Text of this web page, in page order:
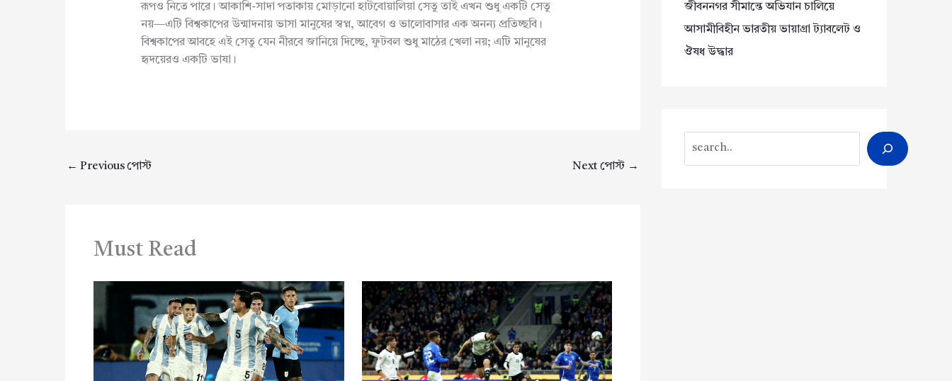
রূপও নিতে পারে। আকাশি-সাদা পতাকায় মোড়ানো হাটবোয়ালিয়া সেতু তাই এখন শুধু একটি সেতু
নয়—এটি বিশ্বকাপের উন্মাদনায় ভাসা মানুষের স্বপ্ন, আবেগ ও ভালোবাসার এক অনন্য প্রতিচ্ছবি।
বিশ্বকাপের আবহে এই সেতু যেন নীরবে জানিয়ে দিচ্ছে, ফুটবল শুধু মাঠের খেলা নয়; এটি মানুষের
হৃদয়েরও একটি ভাষা।
← Previous পোস্ট Next পোস্ট →
Must Read
জীবননগর সীমান্তে অভিযান চালিয়ে
আসামীবিহীন ভারতীয় ভায়াগ্রা ট্যাবলেট ও
ঔষধ উদ্ধার